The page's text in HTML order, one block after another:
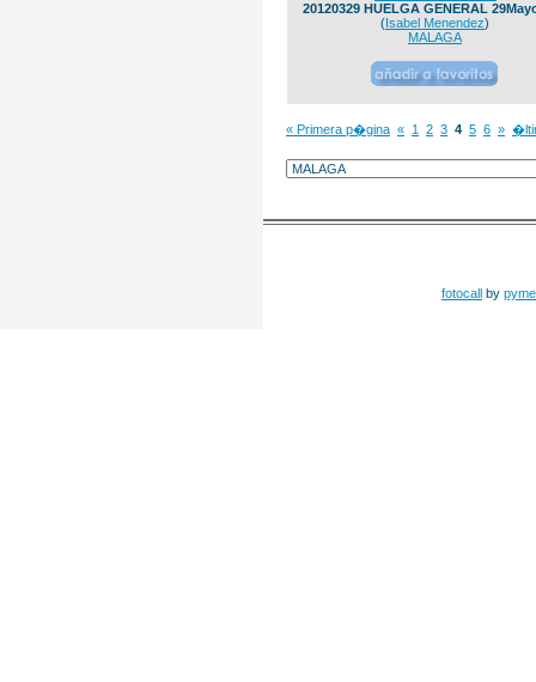
20120329 HUELGA GENERAL
(Isabel Menendez)
MALAGA
« Primera p�gina « 1 2 3 4 5 6 »
fotocall by